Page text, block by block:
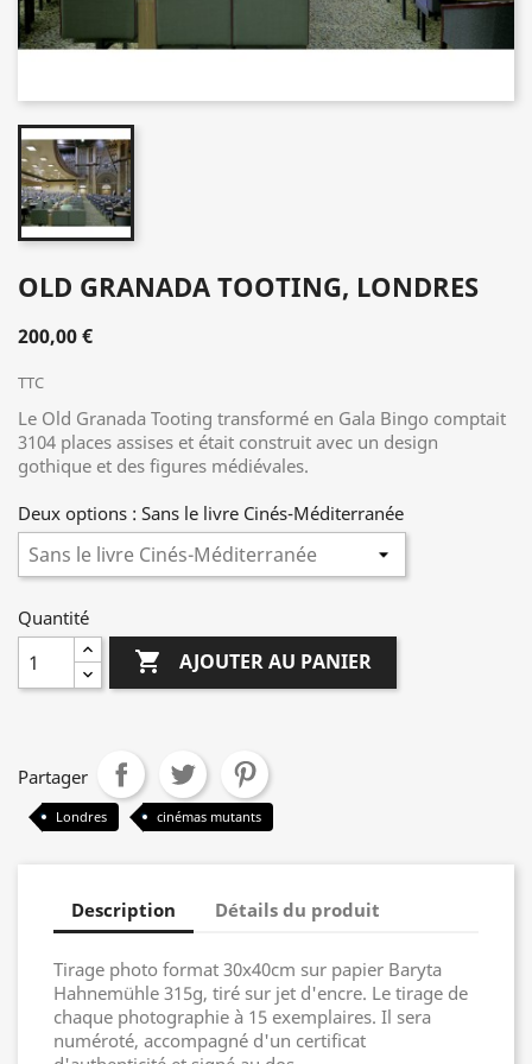
OLD GRANADA TOOTING, LONDRES
200,00 €
TTC
Le Old Granada Tooting transformé en Gala Bingo comptait
3104 places assises et était construit avec un design
gothique et des figures médiévales.
Deux options : Sans le livre Cinés-Méditerranée
Quantité
 AJOUTER AU PANIER
Partager
Londres cinémas mutants
Description Détails du produit
Tirage photo format 30x40cm sur papier Baryta
Hahnemühle 315g, tiré sur jet d'encre. Le tirage de
chaque photographie à 15 exemplaires. Il sera
numéroté, accompagné d'un certificat